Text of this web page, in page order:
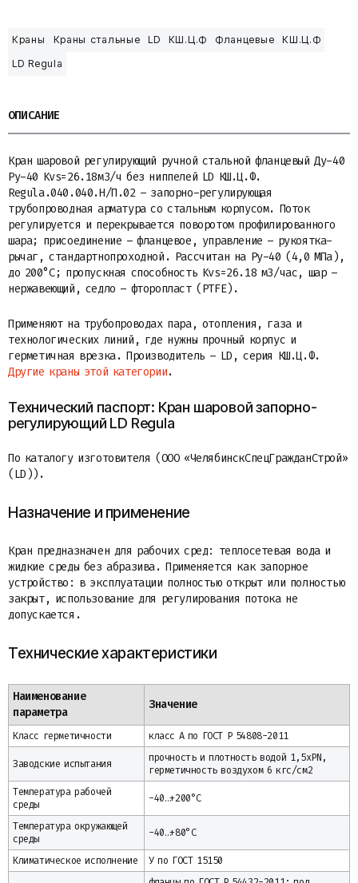
Краны Краны стальные LD КШ.Ц.Ф Фланцевые
КШ.Ц.Ф
LD Regula
ОПИСАНИЕ
Кран шаровой регулирующий ручной стальной фланцевый Ду-40
Ру-40 Kvs=26.18м3/ч без ниппелей LD КШ.Ц.Ф.
Regula.040.040.Н/П.02 – запорно-регулирующая
трубопроводная арматура со стальным корпусом. Поток
регулируется и перекрывается поворотом профилированного
шара; присоединение – фланцевое, управление – рукоятка-
рычаг, стандартнопроходной. Рассчитан на Ру-40 (4,0 МПа),
до 200°C; пропускная способность Kvs=26.18 м3/час, шар –
нержавеющий, седло – фторопласт (PTFE).
Применяют на трубопроводах пара, отопления, газа и
технологических линий, где нужны прочный корпус и
герметичная врезка. Производитель – LD, серия КШ.Ц.Ф.
Другие краны этой категории.
Технический паспорт: Кран шаровой запорно-
регулирующий LD Regula
По каталогу изготовителя (ООО «ЧелябинскСпецГражданСтрой»
(LD)).
Назначение и применение
Кран предназначен для рабочих сред: теплосетевая вода и
жидкие среды без абразива. Применяется как запорное
устройство: в эксплуатации полностью открыт или полностью
закрыт, использование для регулирования потока не
допускается.
Технические характеристики
Наименование
параметра
Значение
Класс герметичности класс А по ГОСТ Р 54808-2011
Заводские испытания
прочность и плотность водой 1,5xPN,
герметичность воздухом 6 кгс/см2
Температура рабочей
среды
-40…+200°С
Температура окружающей
среды
-40…+80°С
Климатическое исполнение У по ГОСТ 15150